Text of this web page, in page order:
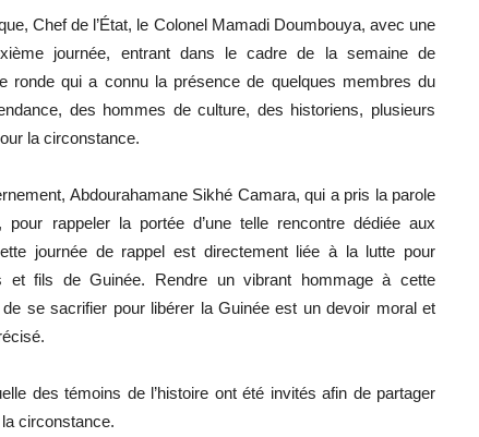
Chef de l’État, le Colonel Mamadi Doumbouya, avec une
journée, entrant dans le cadre de la semaine de
ronde qui a connu la présence de quelques membres du
des hommes de culture, des historiens, plusieurs
la circonstance.
Abdourahamane Sikhé Camara, qui a pris la parole
pour rappeler la portée d’une telle rencontre dédiée aux
journée de rappel est directement liée à la lutte pour
et fils de Guinée. Rendre un vibrant hommage à cette
de se sacrifier pour libérer la Guinée est un devoir moral et
des témoins de l’histoire ont été invités afin de partager
circonstance.